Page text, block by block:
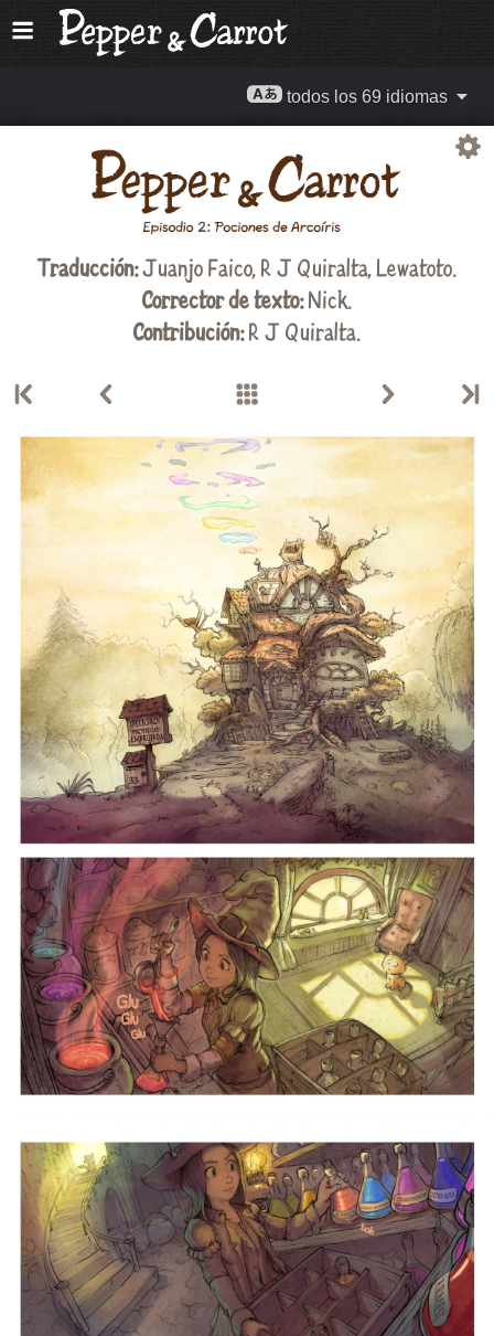
todos los 69 idiomas
Traducción:Juanjo Faico,R J Quiralta,Lewatoto.
Corrector de texto:Nick.
Contribución:R J Quiralta.